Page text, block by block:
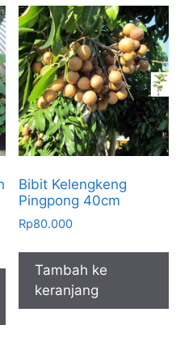
Bibit Kelengkeng
Pingpong 40cm
Rp80.000
Tambah ke
keranjang